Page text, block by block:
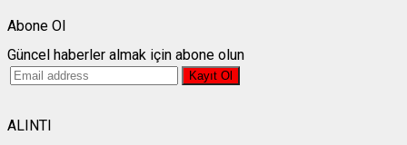
Abone Ol
Güncel haberler almak için abone olun
ALINTI